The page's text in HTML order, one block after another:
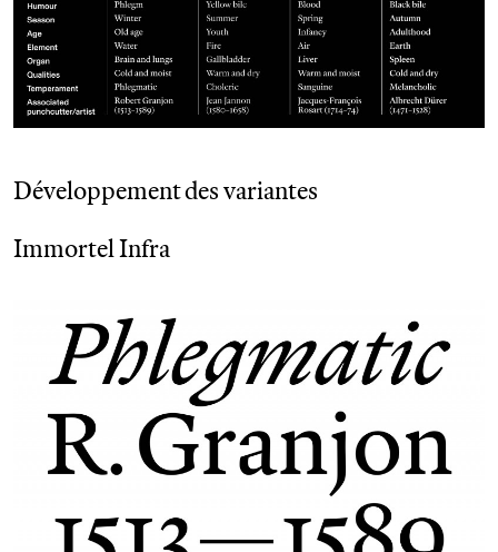
Développement des variantes
Immortel Infra